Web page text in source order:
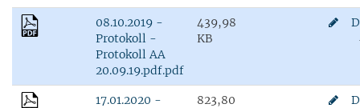
08.10.2019 -
Protokoll -
Protokoll AA
20.09.19.pdf.pdf
439,98
KB
17.01.2020 -
823,80